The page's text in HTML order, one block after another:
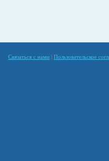
Связаться с нами | Пользовательское